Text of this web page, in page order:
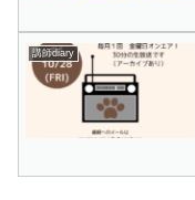
講師diary